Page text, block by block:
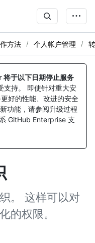
方法 个人帐户管理
于以下日期停止服务
支持。 即使针对重大安
好的性能、改进的安全
功能，请参阅升级过程
GitHub Enterprise 支
。 这样可以对
的权限。